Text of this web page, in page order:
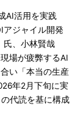
AI活用を実践
アジャイル開発
氏、小林賢哉
場が疲弊するAI
い「本当の生産
年2月下旬に実
代読を基に構成